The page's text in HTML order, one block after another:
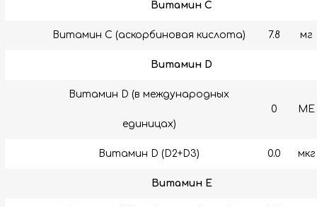
Витамин C
Витамин C (аскорбиновая кислота) 7.8 мг
Витамин D
Витамин D (в международных
единицах)
0 МЕ
Витамин D (D2+D3) 0.0 мкг
Витамин E